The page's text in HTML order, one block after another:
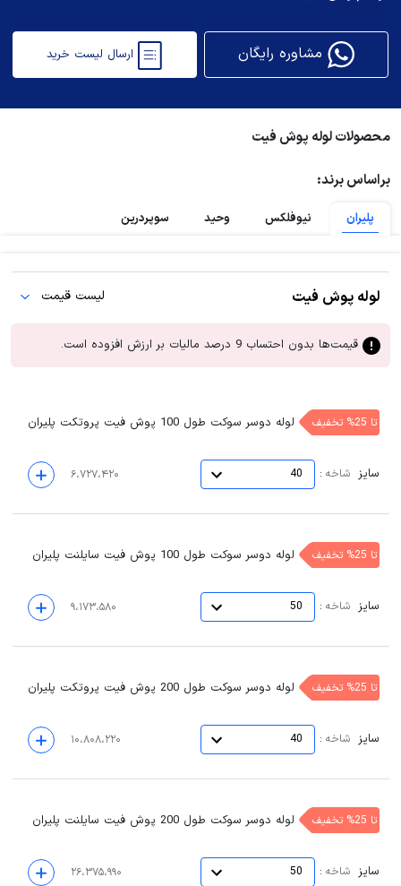
محصولات لوله پوش فیت
براساس برند:
پلیران نیوفلکس وحید سوپردرین
لوله پوش فیت لیست قیمت
قیمت‌ها بدون احتساب 9 درصد مالیات بر ارزش افزوده است.
تا 25% تخفیف لوله دوسر سوکت طول 100 پوش فیت پروتکت پلیران
سایز شاخه :
40 ۶،۷۲۷،۴۲۰
تا 25% تخفیف لوله دوسر سوکت طول 100 پوش فیت سایلنت پلیران
سایز شاخه :
50 ۹،۱۷۳،۵۸۰
تا 25% تخفیف لوله دوسر سوکت طول 200 پوش فیت پروتکت پلیران
سایز شاخه :
40 ۱۰،۸۰۸،۲۲۰
تا 25% تخفیف لوله دوسر سوکت طول 200 پوش فیت سایلنت پلیران
سایز شاخه :
50 ۲۶،۳۷۵،۹۹۰